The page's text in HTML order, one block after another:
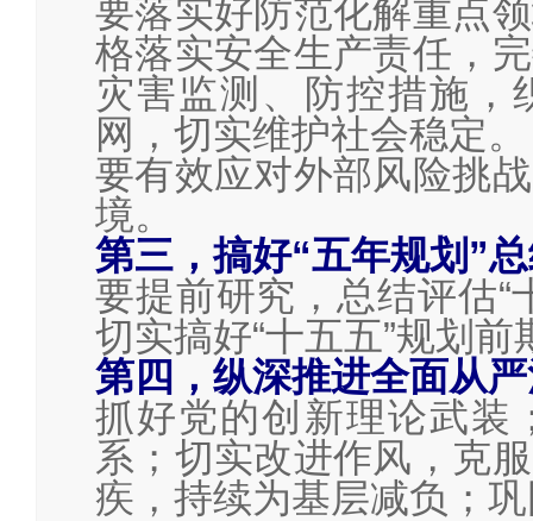
要落实好防范化解重点
格落实安全生产责任，
灾害监测、防控措施，
网，切实维护社会稳定。
要有效应对外部风险挑
境。
第三，搞好“五年规划”
要提前研究，总结评估“
切实搞好“十五五”规划
第四，纵深推进全面从
抓好党的创新理论武装
系；切实改进作风，克
疾，持续为基层减负；